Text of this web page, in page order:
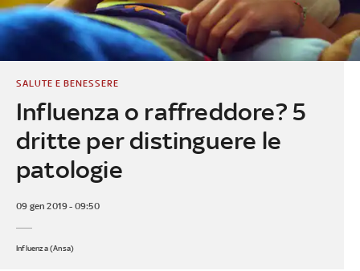
Influenza o raffreddore? 5
dritte per distinguere le
patologie
SALUTE E BENESSERE
09 gen 2019 - 09:50
Influenza (Ansa)